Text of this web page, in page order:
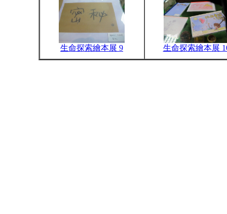
生命探索繪本展 9 生命探索繪本展